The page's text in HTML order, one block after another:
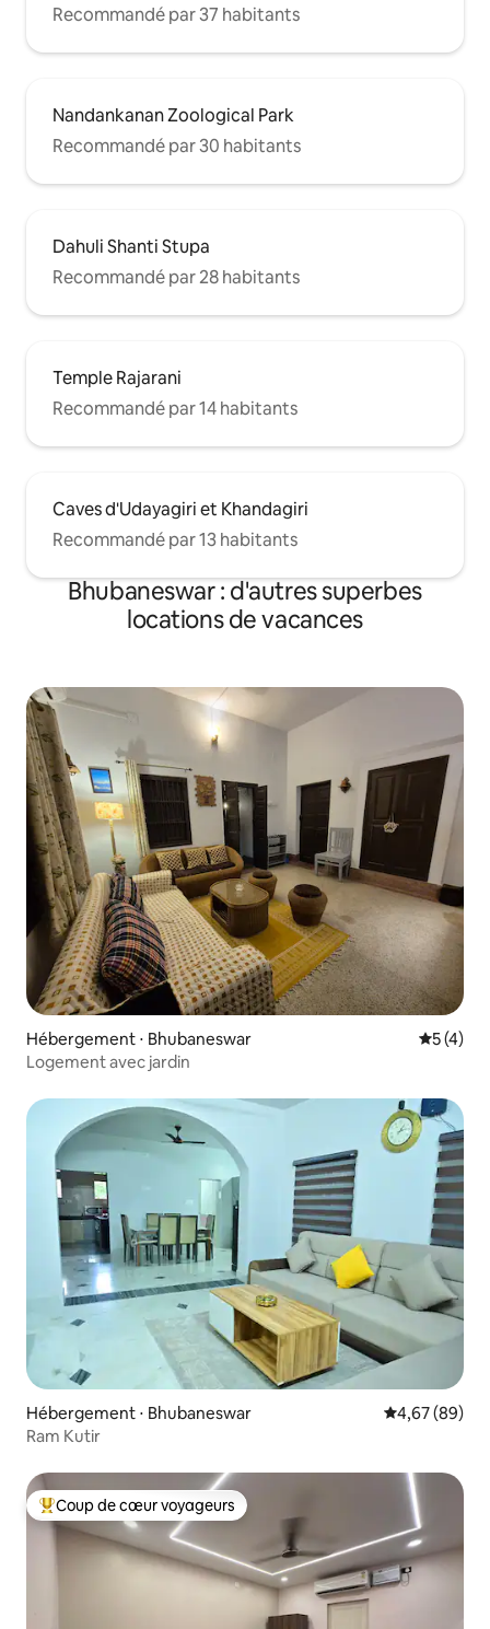
Recommandé par 37 habitants
Nandankanan Zoological Park
Recommandé par 30 habitants
Dahuli Shanti Stupa
Recommandé par 28 habitants
Temple Rajarani
Recommandé par 14 habitants
Caves d'Udayagiri et Khandagiri
Recommandé par 13 habitants
Bhubaneswar : d'autres superbes
locations de vacances
Hébergement ⋅ Bhubaneswar
5 (4)
Logement avec jardin
Hébergement ⋅ Bhubaneswar Évaluation
4,67 (89)
Ram Kutir
Coups de cœur voyageurs les plus appréciés
Coup de cœur voyageurs